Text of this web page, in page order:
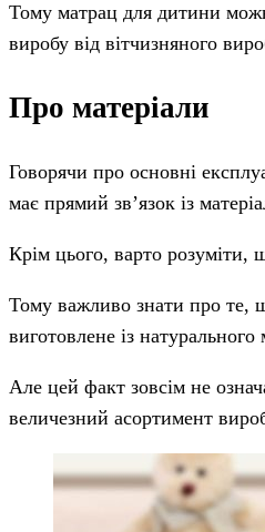
Тому матрац для дитини
виробу від вітчизняного
Про матеріали
Говорячи про основні
має прямий зв’язок із
Крім цього, варто розуміти,
Тому важливо знати про те,
виготовлене із натурального
Але цей факт зовсім не
величезний асортимент